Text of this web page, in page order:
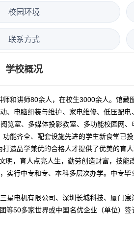
校园环境
联系方式
学校概况
讲师80余人，在校生3000余人。馆藏
电脑组装与维护、家电维修、低压配
室、多媒体投影教室、多功能校园网
能齐全、配套设施先进的学生新食堂已
造品学兼优的合格人才提供了优美的育
，育人点亮人生，勤劳创造财富，技
行中专和专、本科多层次办学。中专
电机有限公司、深圳长城科技、厦门
50多家世界或中国名优企业（单位）